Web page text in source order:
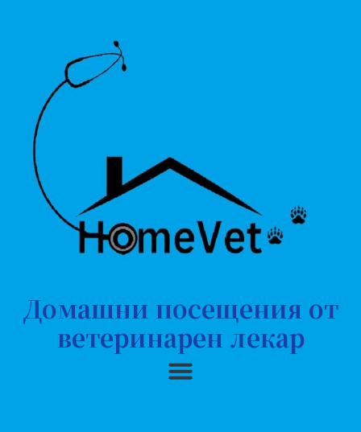
Домашни посещения от
ветеринарен лекар